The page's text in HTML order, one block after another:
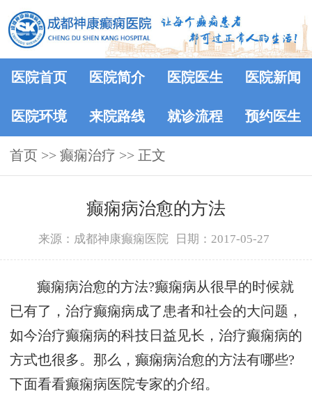
医院首页 医院简介 医院医生 医院新闻
医院环境 来院路线 就诊流程 预约医生
首页 >> 癫痫治疗 >> 正文
癫痫病治愈的方法
来源：成都神康癫痫医院 日期：2017-05-27
癫痫病治愈的方法?癫痫病从很早的时候就
已有了，治疗癫痫病成了患者和社会的大问题，
如今治疗癫痫病的科技日益见长，治疗癫痫病的
方式也很多。那么，癫痫病治愈的方法有哪些?
下面看看癫痫病医院专家的介绍。